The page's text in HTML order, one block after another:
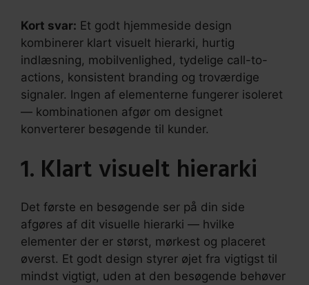
Kort svar: Et godt hjemmeside design
kombinerer klart visuelt hierarki, hurtig
indlæsning, mobilvenlighed, tydelige call-to-
actions, konsistent branding og troværdige
signaler. Ingen af elementerne fungerer isoleret
— kombinationen afgør om designet
konverterer besøgende til kunder.
1. Klart visuelt hierarki
Det første en besøgende ser på din side
afgøres af dit visuelle hierarki — hvilke
elementer der er størst, mørkest og placeret
øverst. Et godt design styrer øjet fra vigtigst til
mindst vigtigt, uden at den besøgende behøver